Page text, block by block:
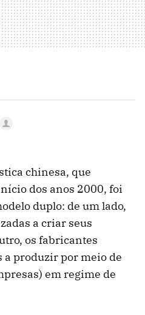
chinesa, que
dos anos 2000, foi
duplo: de um lado,
a criar seus
os fabricantes
produzir por meio de
em regime de